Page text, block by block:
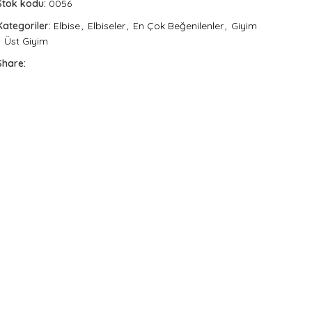
kodu: 0056
Elbise, Elbiseler, En Çok Beğenilenler, Giyim
Üst Giyim